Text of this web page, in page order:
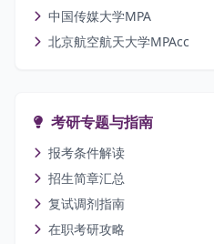
中国传媒大学MPA
北京航空航天大学MPAcc
考研专题与指南
报考条件解读
招生简章汇总
复试调剂指南
在职考研攻略